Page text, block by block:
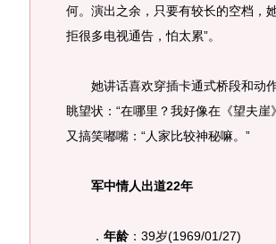
何。演出之余，只要有较长的空档，
拒很多电视通告，怕太累”。
她讲话喜欢穿插卡通式桥段和动作
眺望状：“在哪里？我好像在《望夫
又搞笑嘟嘴：“人家比较神秘嘛。”
军中情人出道22年
． 年龄：39岁(1969/01/27)